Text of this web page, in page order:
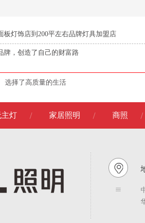
板灯饰店到200平左右品牌灯具加盟店
，创造了自己的财富路
选择了高质量的生活
主灯 家居照明 商照